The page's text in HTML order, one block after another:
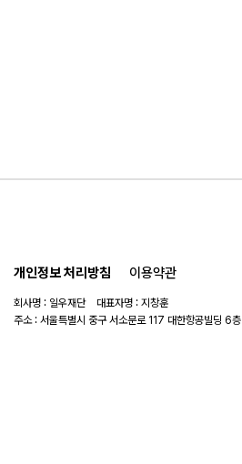
개인정보 처리방침 이용약관
회사명 : 일우재단 대표자명 : 지창훈
주소 : 서울특별시 중구 서소문로 117 대한항공빌딩 6층